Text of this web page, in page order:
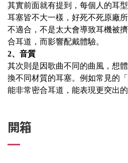
其實前面就有提到，每個人的耳
耳塞皆不大一樣，好死不死原廠
不適合，不是太大會導致耳機被
合耳道，而影響配戴體驗。
2、音質
其次則是因歌曲不同的曲風，想
換不同材質的耳塞。例如常見的
能非常密合耳道，能表現更突出的
開箱